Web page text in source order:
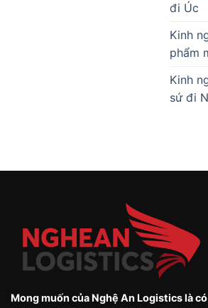
đi Úc
Kinh
phẩm
Kinh
sứ đi
Mong muốn của Nghệ An Logistics là